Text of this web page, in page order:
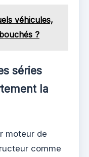
véhicules,
?
séries
la
moteur de
comme